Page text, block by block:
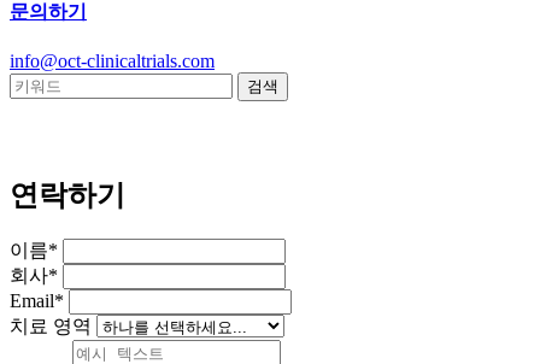
문의하기
info@oct-clinicaltrials.com
연락하기
이름*
회사*
Email*
치료 영역